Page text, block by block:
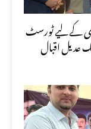
کے لیے ٹورسٹ
عدیل اقبال